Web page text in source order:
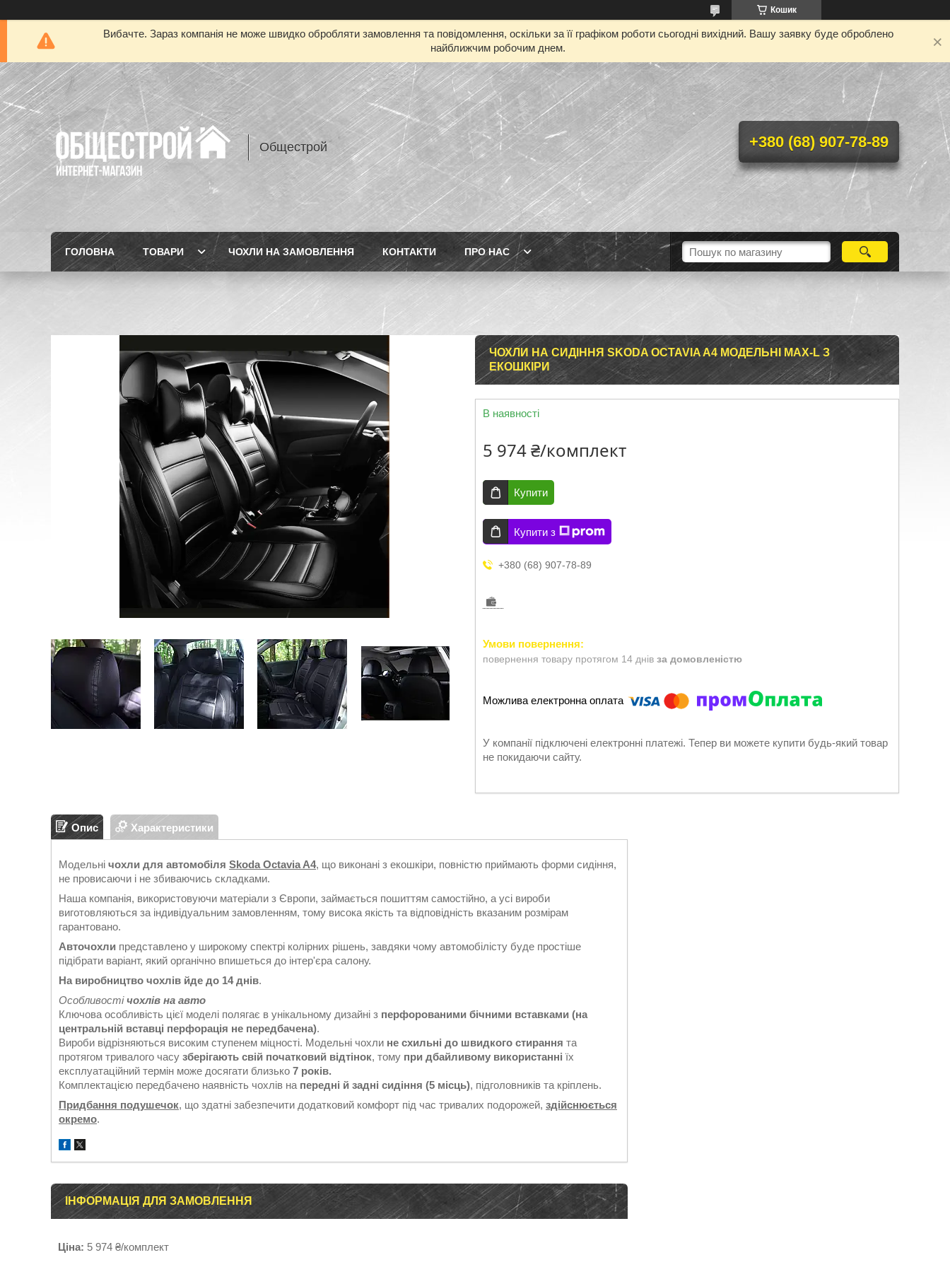
Кошик
Вибачте. Зараз компанія не може швидко обробляти замовлення та повідомлення, оскільки за її графіком роботи сьогодні вихідний. Вашу заявку буде оброблено
найближчим робочим днем.
Общестрой +380 (68) 907-78-89
ГОЛОВНА ТОВАРИ ЧОХЛИ НА ЗАМОВЛЕННЯ КОНТАКТИ ПРО НАС
ЧОХЛИ НА СИДІННЯ SKODA OCTAVIA A4 МОДЕЛЬНІ MAX-L З
ЕКОШКІРИ
В наявності
5 974 ₴/комплект
Купити
Купити з
+380 (68) 907-78-89
повернення товару протягом 14 днів за домовленістю
У компанії підключені електронні платежі. Тепер ви можете купити будь-який товар
не покидаючи сайту.
Опис Характеристики
Модельні чохли для автомобіля Skoda Octavia A4, що виконані з екошкіри, повністю приймають форми сидіння,
не провисаючи і не збиваючись складками.
Наша компанія, використовуючи матеріали з Європи, займається пошиттям самостійно, а усі вироби
виготовляються за індивідуальним замовленням, тому висока якість та відповідність вказаним розмірам
гарантовано.
Авточохли представлено у широкому спектрі колірних рішень, завдяки чому автомобілісту буде простіше
підібрати варіант, який органічно впишеться до інтер'єра салону.
На виробництво чохлів йде до 14 днів.
Особливостічохлів на авто
Ключова особливість цієї моделі полягає в унікальному дизайні з перфорованими бічними вставками (на
центральній вставці перфорація не передбачена).
Вироби відрізняються високим ступенем міцності. Модельні чохли не схильні до швидкого стирання та
протягом тривалого часу зберігають свій початковий відтінок, тому при дбайливому використанні їх
експлуатаційний термін може досягати близько 7 років.
Комплектацією передбачено наявність чохлів на передні й задні сидіння (5 місць), підголовників та кріплень.
Придбання подушечок, що здатні забезпечити додатковий комфорт під час тривалих подорожей, здійснюється
окремо.
ІНФОРМАЦІЯ ДЛЯ ЗАМОВЛЕННЯ
Ціна: 5 974 ₴/комплект